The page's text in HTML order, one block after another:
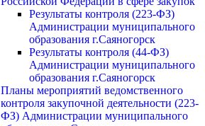
Результаты контроля (223-ФЗ)
Администрации муниципального
образования г.Саяногорск
Результаты контроля (44-ФЗ)
Администрации муниципального
образования г.Саяногорск
Планы мероприятий ведомственного
контроля закупочной деятельности (223-
ФЗ) Администрации муниципального